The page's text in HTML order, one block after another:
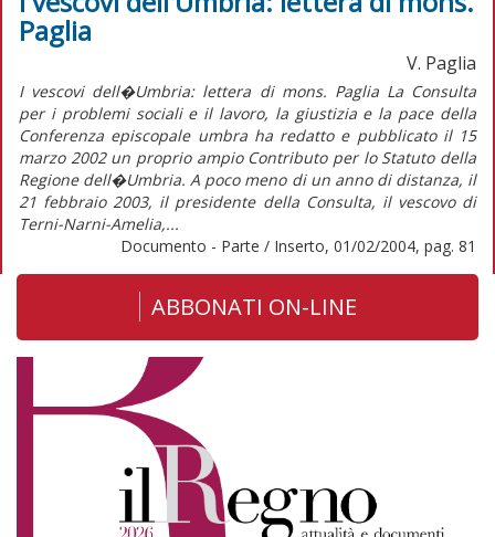
Paglia
V. Paglia
I vescovi dell�Umbria: lettera di mons. Paglia La Consulta
per i problemi sociali e il lavoro, la giustizia e la pace della
Conferenza episcopale umbra ha redatto e pubblicato il 15
marzo 2002 un proprio ampio Contributo per lo Statuto della
Regione dell�Umbria. A poco meno di un anno di distanza, il
21 febbraio 2003, il presidente della Consulta, il vescovo di
Terni-Narni-Amelia,...
Documento - Parte / Inserto, 01/02/2004, pag. 81
ABBONATI ON-LINE